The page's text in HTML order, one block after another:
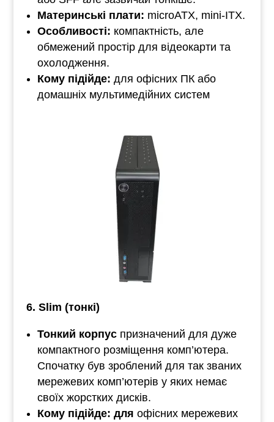
Материнські плати: microATX, mini-ITX.
Особливості: компактність, але
обмежений простір для відеокарти та
охолодження.
Кому підійде: для офісних ПК або
домашніх мультимедійних систем
6. Slim (тонкі)
Тонкий корпус призначений для дуже
компактного розміщення комп’ютера.
Спочатку був зроблений для так званих
мережевих комп’ютерів у яких немає
своїх жорстких дисків.
Кому підійде: для офісних мережевих